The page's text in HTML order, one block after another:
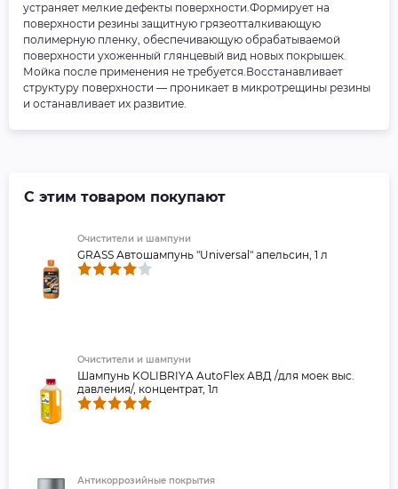
устраняет мелкие дефекты поверхности.Формирует на
поверхности резины защитную грязеотталкивающую
полимерную пленку, обеспечивающую обрабатываемой
поверхности ухоженный глянцевый вид новых покрышек.
Мойка после применения не требуется.Восстанавливает
структуру поверхности — проникает в микротрещины резины
и останавливает их развитие.
С этим товаром покупают
Очистители и шампуни
GRASS Автошампунь "Universal" апельсин, 1 л
Очистители и шампуни
Шампунь KOLIBRIYA AutoFlex АВД /для моек выс.
давления/, концентрат, 1л
Антикоррозийные покрытия